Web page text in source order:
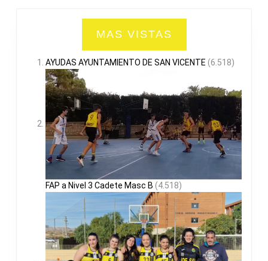
MAS VISTAS
AYUDAS AYUNTAMIENTO DE SAN VICENTE (6.518)
FAP a Nivel 3 Cadete Masc B (4.518)